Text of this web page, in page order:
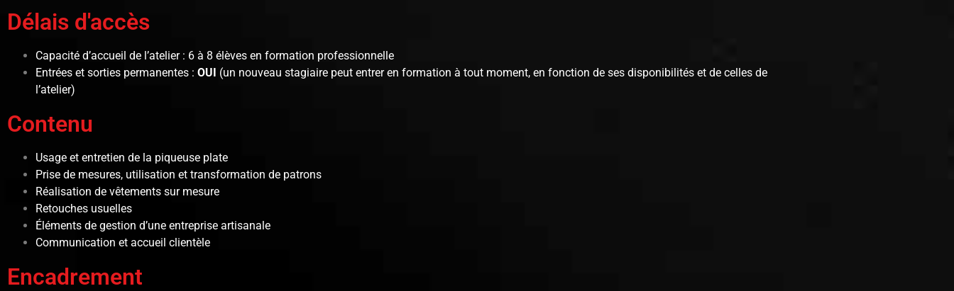
Délais d'accès
Capacité d’accueil de l’atelier : 6 à 8 élèves en formation professionnelle
Entrées et sorties permanentes : OUI (un nouveau stagiaire peut entrer en formation à tout moment, en fonction de ses disponibilités et de celles de
l’atelier)
Contenu
Usage et entretien de la piqueuse plate
Prise de mesures, utilisation et transformation de patrons
Réalisation de vêtements sur mesure
Retouches usuelles
Éléments de gestion d’une entreprise artisanale
Communication et accueil clientèle
Encadrement